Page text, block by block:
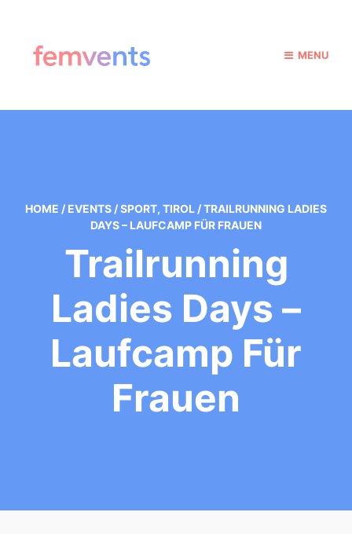
MENU
HOME / EVENTS /SPORT, TIROL /TRAILRUNNING LADIES
DAYS – LAUFCAMP FÜR FRAUEN
Trailrunning
Ladies Days –
Laufcamp Für
Frauen